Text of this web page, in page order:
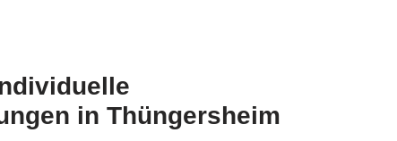
in Thüngersheim